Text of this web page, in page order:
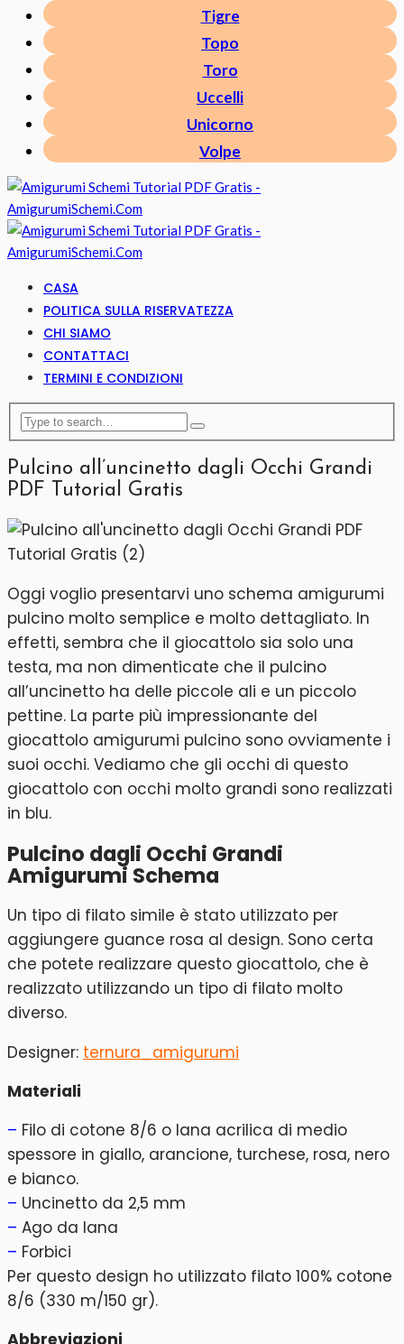
Tigre
Topo
Toro
Uccelli
Unicorno
Volpe
CASA
POLITICA SULLA RISERVATEZZA
CHI SIAMO
CONTATTACI
TERMINI E CONDIZIONI
Pulcino all’uncinetto dagli Occhi Grandi
PDF Tutorial Gratis
Oggi voglio presentarvi uno schema amigurumi
pulcino molto semplice e molto dettagliato. In
effetti, sembra che il giocattolo sia solo una
testa, ma non dimenticate che il pulcino
all’uncinetto ha delle piccole ali e un piccolo
pettine. La parte più impressionante del
giocattolo amigurumi pulcino sono ovviamente i
suoi occhi. Vediamo che gli occhi di questo
giocattolo con occhi molto grandi sono realizzati
in blu.
Pulcino dagli Occhi Grandi
Amigurumi Schema
Un tipo di filato simile è stato utilizzato per
aggiungere guance rosa al design. Sono certa
che potete realizzare questo giocattolo, che è
realizzato utilizzando un tipo di filato molto
diverso.
Designer: ternura_amigurumi
Materiali
– Filo di cotone 8/6 o lana acrilica di medio
spessore in giallo, arancione, turchese, rosa, nero
e bianco.
– Uncinetto da 2,5 mm
– Ago da lana
– Forbici
Per questo design ho utilizzato filato 100% cotone
8/6 (330 m/150 gr).